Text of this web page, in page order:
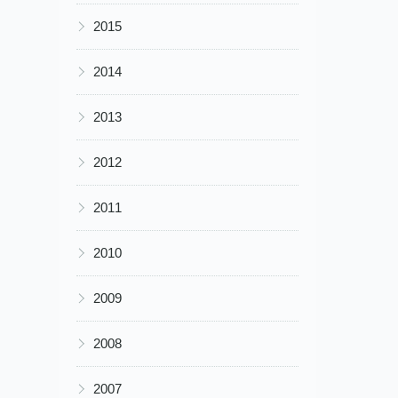
▶ 2015
▶ 2014
▶ 2013
▶ 2012
▶ 2011
▶ 2010
▶ 2009
▶ 2008
▶ 2007